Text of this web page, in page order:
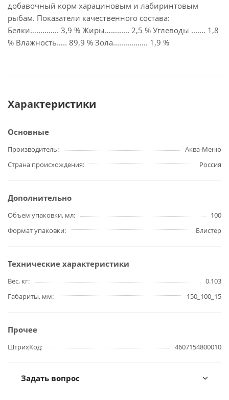
добавочный корм харациновым и лабиринтовым
рыбам. Показатели качественного состава:
Белки…........... 3,9 % Жиры……...... 2,5 % Углеводы ....... 1,8
% Влажность….. 89,9 % Зола................. 1,9 %
Характеристики
Основные
Производитель
Аква-Меню
Страна происхождения
Россия
Дополнительно
Объем упаковки, мл
100
Формат упаковки
Блистер
Технические характеристики
Вес, кг
0.103
Габариты, мм
150_100_15
Прочее
ШтрихКод 4607154800010
Задать вопрос